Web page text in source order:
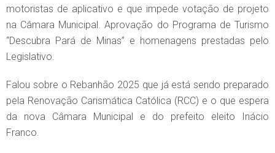
motoristas de aplicativo e que impede votação de projeto
na Câmara Municipal. Aprovação do Programa de Turismo
“Descubra Pará de Minas” e homenagens prestadas pelo
Legislativo.
Falou sobre o Rebanhão 2025 que já está sendo preparado
pela Renovação Carismática Católica (RCC) e o que espera
da nova Câmara Municipal e do prefeito eleito Inácio
Franco.